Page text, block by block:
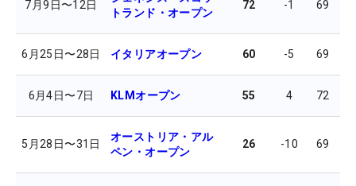
7月9日〜12日
トランド・オープン
72 -1 69
6月25日〜28日 イタリアオープン 60 -5 69
6月4日〜7日 KLMオープン 55 4 72
5月28日〜31日
オーストリア・アル
ペン・オープン
26 -10 69